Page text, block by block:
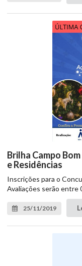
Brilha Campo
e Residências
Inscrições para o
Avaliações serão entre
25/11/2019